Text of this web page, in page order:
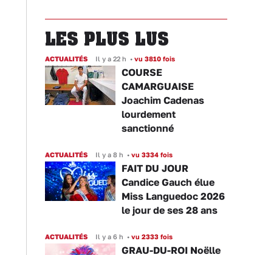
LES PLUS LUS
ACTUALITÉS Il y a 22 h • vu 3810 fois
COURSE
CAMARGUAISE
Joachim Cadenas
lourdement
sanctionné
ACTUALITÉS Il y a 8 h • vu 3334 fois
FAIT DU JOUR
Candice Gauch élue
Miss Languedoc 2026
le jour de ses 28 ans
ACTUALITÉS Il y a 6 h • vu 2333 fois
GRAU-DU-ROI Noëlle